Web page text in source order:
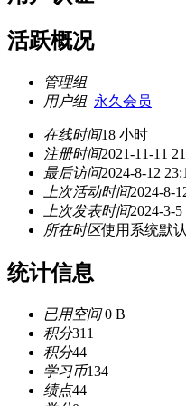
活跃概况
管理组
用户组 永久会员
在线时间18 小时
注册时间2021-11-11
最后访问2024-8-12
上次活动时间2024-8-
上次发表时间2024-3-5
所在时区使用系统默认
统计信息
已用空间0 B
积分311
积分44
学习币134
绩点44